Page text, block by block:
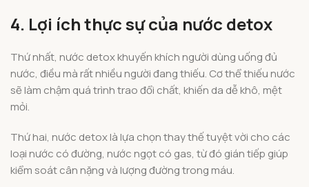
4. Lợi ích thực sự của nước detox
Thứ nhất, nước detox khuyến khích người dùng uống đủ
nước, điều mà rất nhiều người đang thiếu. Cơ thể thiếu nước
sẽ làm chậm quá trình trao đổi chất, khiến da dễ khô, mệt
mỏi.
Thứ hai, nước detox là lựa chọn thay thế tuyệt vời cho các
loại nước có đường, nước ngọt có gas, từ đó gián tiếp giúp
kiểm soát cân nặng và lượng đường trong máu.